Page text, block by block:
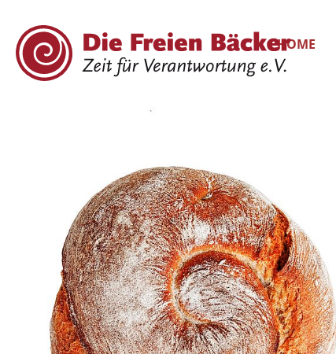
HOME